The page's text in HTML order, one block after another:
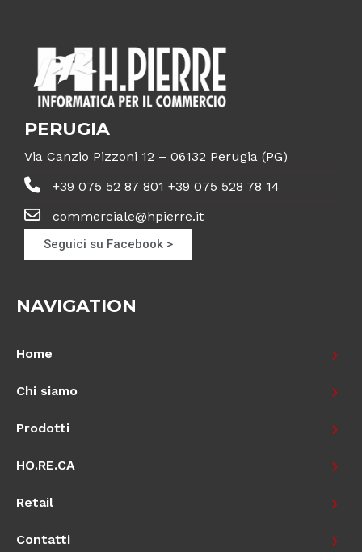
PERUGIA
Via Canzio Pizzoni 12 – 06132 Perugia (PG)
+39 075 52 87 801 +39 075 528 78 14
commerciale@hpierre.it
Seguici su Facebook >
NAVIGATION
Home
Chi siamo
Prodotti
HO.RE.CA
Retail
Contatti